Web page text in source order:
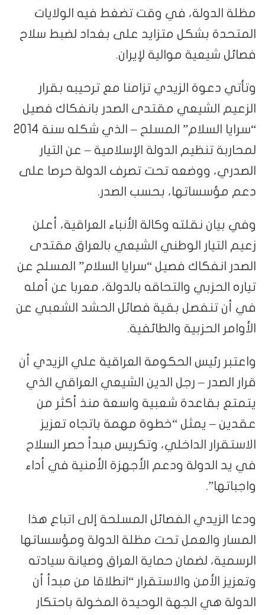
مظلة الدولة، في وقت تضغط فيه الولايات
المتحدة بشكل متزايد على بغداد لضبط سلاح
فصائل شيعية موالية لإيران.
وتأتي دعوة الزيدي تزامنا مع ترحيبه بقرار
الزعيم الشيعي مقتدى الصدر بانفكاك فصيل
“سرايا السلام” المسلح – الذي شكله سنة 2014
لمحاربة تنظيم الدولة الإسلامية – عن التيار
الصدري، ووضعه تحت تصرف الدولة حرصا على
دعم مؤسساتها، بحسب الصدر.
وفي بيان نقلته وكالة الأنباء العراقية، أعلن
زعيم التيار الوطني الشيعي بالعراق مقتدى
الصدر انفكاك فصيل “سرايا السلام” المسلح عن
تياره الحزبي والتحاقه بالدولة، معربا عن أمله
في أن تنفصل بقية فصائل الحشد الشعبي عن
الأوامر الحزبية والطائفية.
واعتبر رئيس الحكومة العراقية علي الزيدي أن
قرار الصدر – رجل الدين الشيعي العراقي الذي
يتمتع بقاعدة شعبية واسعة منذ أكثر من
عقدين – يمثل “خطوة مهمة باتجاه تعزيز
الاستقرار الداخلي، وتكريس مبدأ حصر السلاح
في يد الدولة ودعم الأجهزة الأمنية في أداء
واجباتها”.
ودعا الزيدي الفصائل المسلحة إلى اتباع هذا
المسار والعمل تحت مظلة الدولة ومؤسساتها
الرسمية، لضمان حماية العراق وصيانة سيادته
وتعزيز الأمن والاستقرار “انطلاقا من مبدأ أن
الدولة هي الجهة الوحيدة المخولة باحتكار